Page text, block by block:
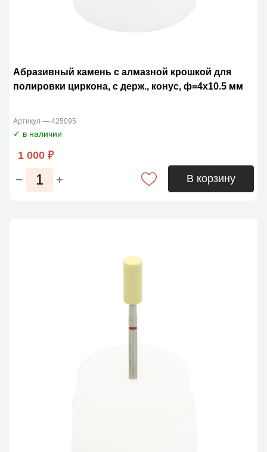
Абразивный камень с алмазной крошкой для
полировки циркона, с держ., конус, ф=4х10.5 мм
Артикул — 425095
✓ в наличии
1 000 ₽
В корзину